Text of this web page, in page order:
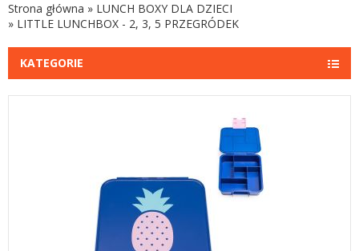
Strona główna » LUNCH BOXY DLA DZIECI
» LITTLE LUNCHBOX - 2, 3, 5 PRZEGRÓDEK
KATEGORIE